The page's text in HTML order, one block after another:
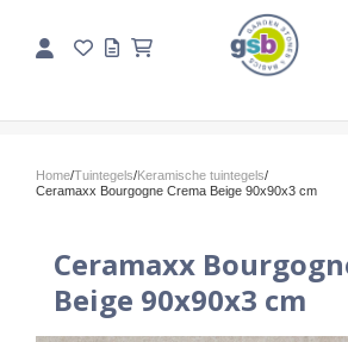
Home/Tuintegels/Keramische tuintegels/
Ceramaxx Bourgogne Crema Beige 90x90x3 cm
Ceramaxx
Beige 90x90x3 cm